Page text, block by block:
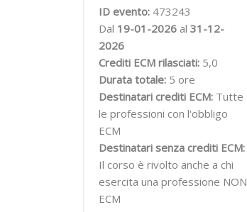
ID evento: 473243
Dal 19-01-2026 al 31-12-
2026
Crediti ECM rilasciati: 5,0
Durata totale: 5 ore
Destinatari crediti ECM: Tutte
le professioni con l'obbligo
ECM
Destinatari senza crediti ECM:
Il corso è rivolto anche a chi
esercita una professione NON
ECM